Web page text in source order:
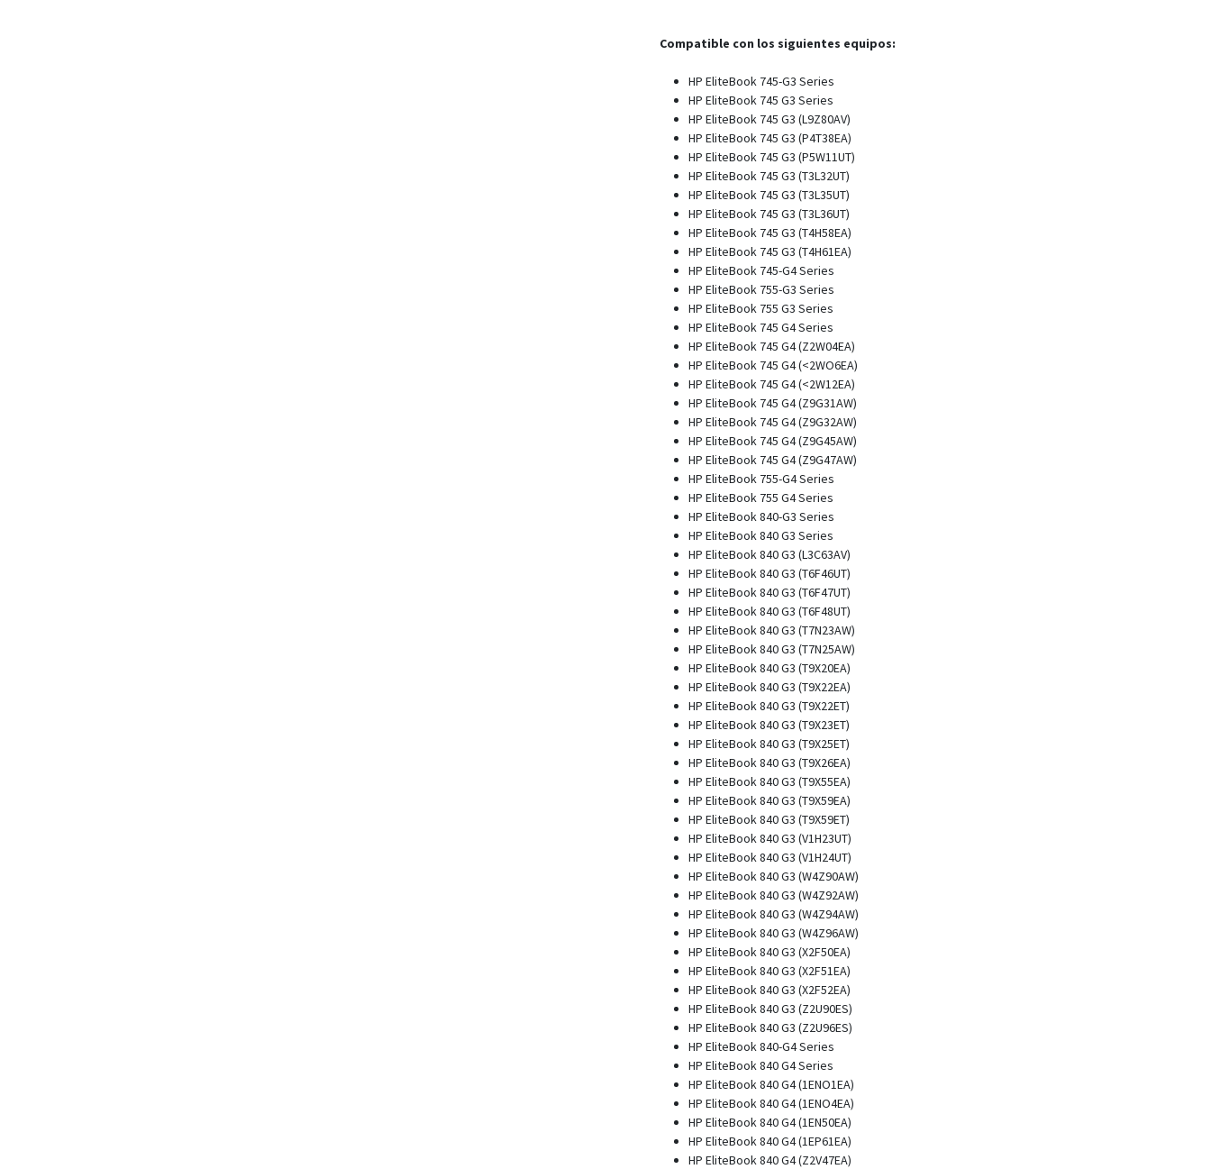
Compatible con los siguientes equipos:
HP EliteBook 745-G3 Series
HP EliteBook 745 G3 Series
HP EliteBook 745 G3 (L9Z80AV)
HP EliteBook 745 G3 (P4T38EA)
HP EliteBook 745 G3 (P5W11UT)
HP EliteBook 745 G3 (T3L32UT)
HP EliteBook 745 G3 (T3L35UT)
HP EliteBook 745 G3 (T3L36UT)
HP EliteBook 745 G3 (T4H58EA)
HP EliteBook 745 G3 (T4H61EA)
HP EliteBook 745-G4 Series
HP EliteBook 755-G3 Series
HP EliteBook 755 G3 Series
HP EliteBook 745 G4 Series
HP EliteBook 745 G4 (Z2W04EA)
HP EliteBook 745 G4 (<2WO6EA)
HP EliteBook 745 G4 (<2W12EA)
HP EliteBook 745 G4 (Z9G31AW)
HP EliteBook 745 G4 (Z9G32AW)
HP EliteBook 745 G4 (Z9G45AW)
HP EliteBook 745 G4 (Z9G47AW)
HP EliteBook 755-G4 Series
HP EliteBook 755 G4 Series
HP EliteBook 840-G3 Series
HP EliteBook 840 G3 Series
HP EliteBook 840 G3 (L3C63AV)
HP EliteBook 840 G3 (T6F46UT)
HP EliteBook 840 G3 (T6F47UT)
HP EliteBook 840 G3 (T6F48UT)
HP EliteBook 840 G3 (T7N23AW)
HP EliteBook 840 G3 (T7N25AW)
HP EliteBook 840 G3 (T9X20EA)
HP EliteBook 840 G3 (T9X22EA)
HP EliteBook 840 G3 (T9X22ET)
HP EliteBook 840 G3 (T9X23ET)
HP EliteBook 840 G3 (T9X25ET)
HP EliteBook 840 G3 (T9X26EA)
HP EliteBook 840 G3 (T9X55EA)
HP EliteBook 840 G3 (T9X59EA)
HP EliteBook 840 G3 (T9X59ET)
HP EliteBook 840 G3 (V1H23UT)
HP EliteBook 840 G3 (V1H24UT)
HP EliteBook 840 G3 (W4Z90AW)
HP EliteBook 840 G3 (W4Z92AW)
HP EliteBook 840 G3 (W4Z94AW)
HP EliteBook 840 G3 (W4Z96AW)
HP EliteBook 840 G3 (X2F50EA)
HP EliteBook 840 G3 (X2F51EA)
HP EliteBook 840 G3 (X2F52EA)
HP EliteBook 840 G3 (Z2U90ES)
HP EliteBook 840 G3 (Z2U96ES)
HP EliteBook 840-G4 Series
HP EliteBook 840 G4 Series
HP EliteBook 840 G4 (1ENO1EA)
HP EliteBook 840 G4 (1ENO4EA)
HP EliteBook 840 G4 (1EN50EA)
HP EliteBook 840 G4 (1EP61EA)
HP EliteBook 840 G4 (Z2V47EA)